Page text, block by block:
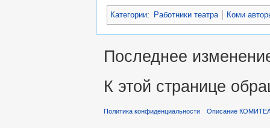
Категории: Работники театра Коми
Последнее
К этой странице
Политика конфиденциальности Описание